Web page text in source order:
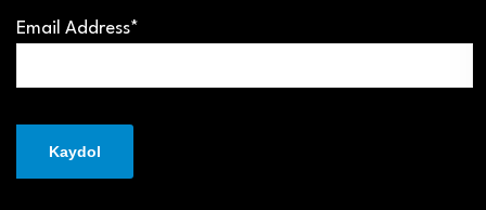
Email Address*